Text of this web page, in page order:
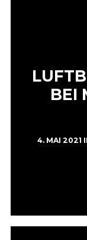
BEI
4. MAI 2021